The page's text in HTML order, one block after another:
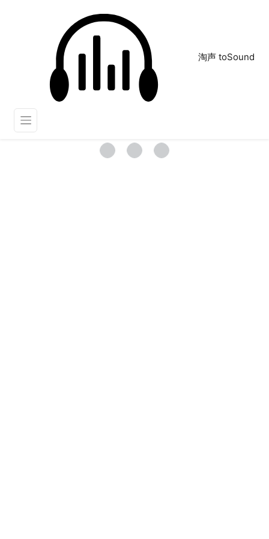
淘声 toSound
音乐：朋克 硬核
正在为您搜索声音资源